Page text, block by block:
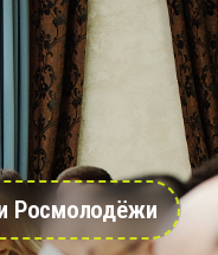
Росмолодёжи